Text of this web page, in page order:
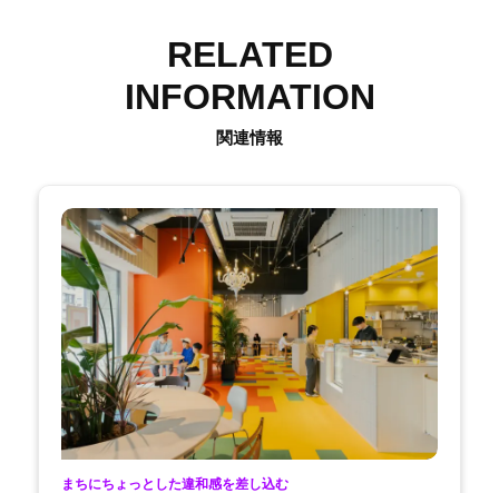
RELATED
INFORMATION
関連情報
まちにちょっとした違和感を差し込む